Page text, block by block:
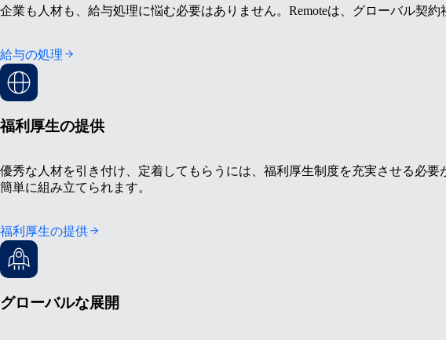
企業も人材も、給与処理に悩む必要はありません。Remoteは、グローバル契
給与の処理
福利厚生の提供
優秀な人材を引き付け、定着してもらうには、福利厚生制度を充実させる必
簡単に組み立てられます。
福利厚生の提供
グローバルな展開